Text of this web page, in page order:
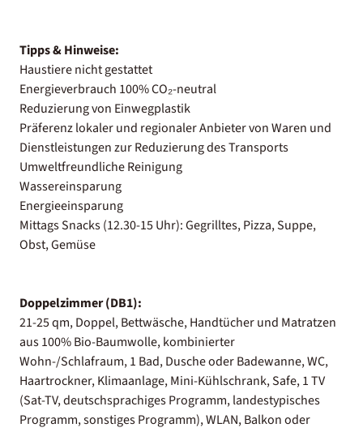
Tipps & Hinweise:
Haustiere nicht gestattet
Energieverbrauch 100% CO₂-neutral
Reduzierung von Einwegplastik
Präferenz lokaler und regionaler Anbieter von Waren und
Dienstleistungen zur Reduzierung des Transports
Umweltfreundliche Reinigung
Wassereinsparung
Energieeinsparung
Mittags Snacks (12.30-15 Uhr): Gegrilltes, Pizza, Suppe,
Obst, Gemüse
Doppelzimmer (DB1):
21-25 qm, Doppel, Bettwäsche, Handtücher und Matratzen
aus 100% Bio-Baumwolle, kombinierter
Wohn-/Schlafraum, 1 Bad, Dusche oder Badewanne, WC,
Haartrockner, Klimaanlage, Mini-Kühlschrank, Safe, 1 TV
(Sat-TV, deutschsprachiges Programm, landestypisches
Programm, sonstiges Programm), WLAN, Balkon oder